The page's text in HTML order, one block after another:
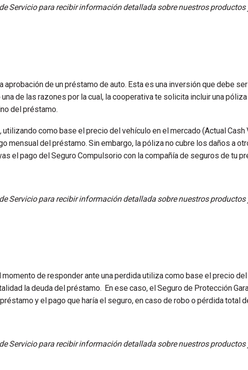
Servicio para recibir información detallada sobre nuestros
de un préstamo de auto. Esta es una inversión que debe
de las razones por la cual, la cooperativa te solicita incluir una
del préstamo.
como base el precio del vehículo en el mercado (Actual
mensual del préstamo. Sin embargo, la póliza no cubre los daños a
el pago del Seguro Compulsorio con la compañía de seguros de tu
Servicio para recibir información detallada sobre nuestros
de responder ante una perdida utiliza como base el precio
la deuda del préstamo. En ese caso, el Seguro de Protección
y el pago que haría el seguro, en caso de robo o pérdida total
Servicio para recibir información detallada sobre nuestros